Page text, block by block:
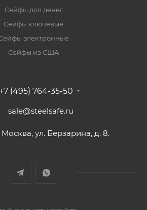
Сейфы для денег
Сейфы ключевые
электронные
Сейфы из США
+7 (495) 764-35-50
sale@steelsafe.ru
Москва, ул. Берзарина, д. 8.